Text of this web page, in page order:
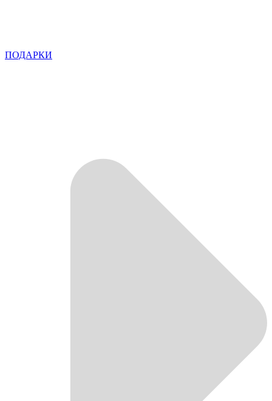
ПОДАРКИ